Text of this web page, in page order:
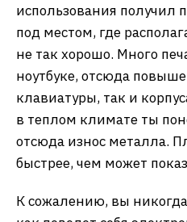
использования получил
под местом, где
не так хорошо. Много
ноутбуке, отсюда
клавиатуры, так и
в теплом климате ты
отсюда износ металла.
быстрее, чем может
К сожалению, вы никогда